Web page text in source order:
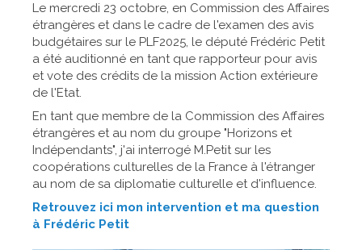
Le mercredi 23 octobre, en Commission des Affaires
étrangères et dans le cadre de l'examen des avis
budgétaires sur le PLF2025, le député Frédéric Petit
a été auditionné en tant que rapporteur pour avis
et vote des crédits de la mission Action extérieure
de l'Etat.
En tant que membre de la Commission des Affaires
étrangères et au nom du groupe "Horizons et
Indépendants", j'ai interrogé M.Petit sur les
coopérations culturelles de la France à l'étranger
au nom de sa diplomatie culturelle et d'influence.
Retrouvez ici mon intervention et ma question
à Frédéric Petit